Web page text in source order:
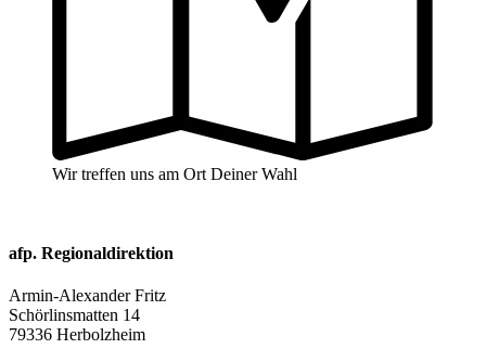
Wir treffen uns am Ort Deiner Wahl
afp. Regionaldirektion
Armin-Alexander Fritz
Schörlinsmatten 14
79336 Herbolzheim